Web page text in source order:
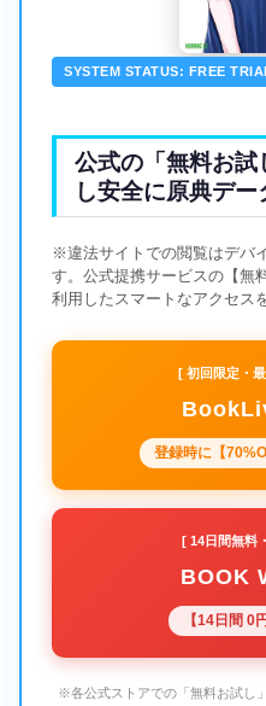
SYSTEM STATUS: FREE
公式の「無料お試
し安全に原典デ
※違法サイトでの閲覧はデバ
す。公式提携サービスの【無
利用したスマートなアクセス
[ 初回限定・
登録時に【
[ 14日間無料
BOOK
【14日間 0
※各公式ストアでの「無料お試し